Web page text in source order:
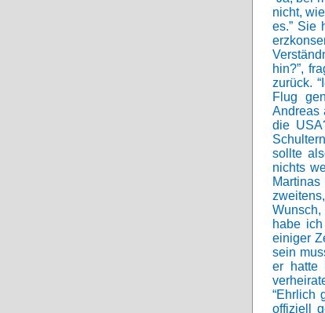
nicht,
es.” Sie
hin?”,
zurück.
Flug
Andreas
die
sollte
nichts
Wunsch,
habe
einiger
sein
er hatte
“Ehrlich
offiziell